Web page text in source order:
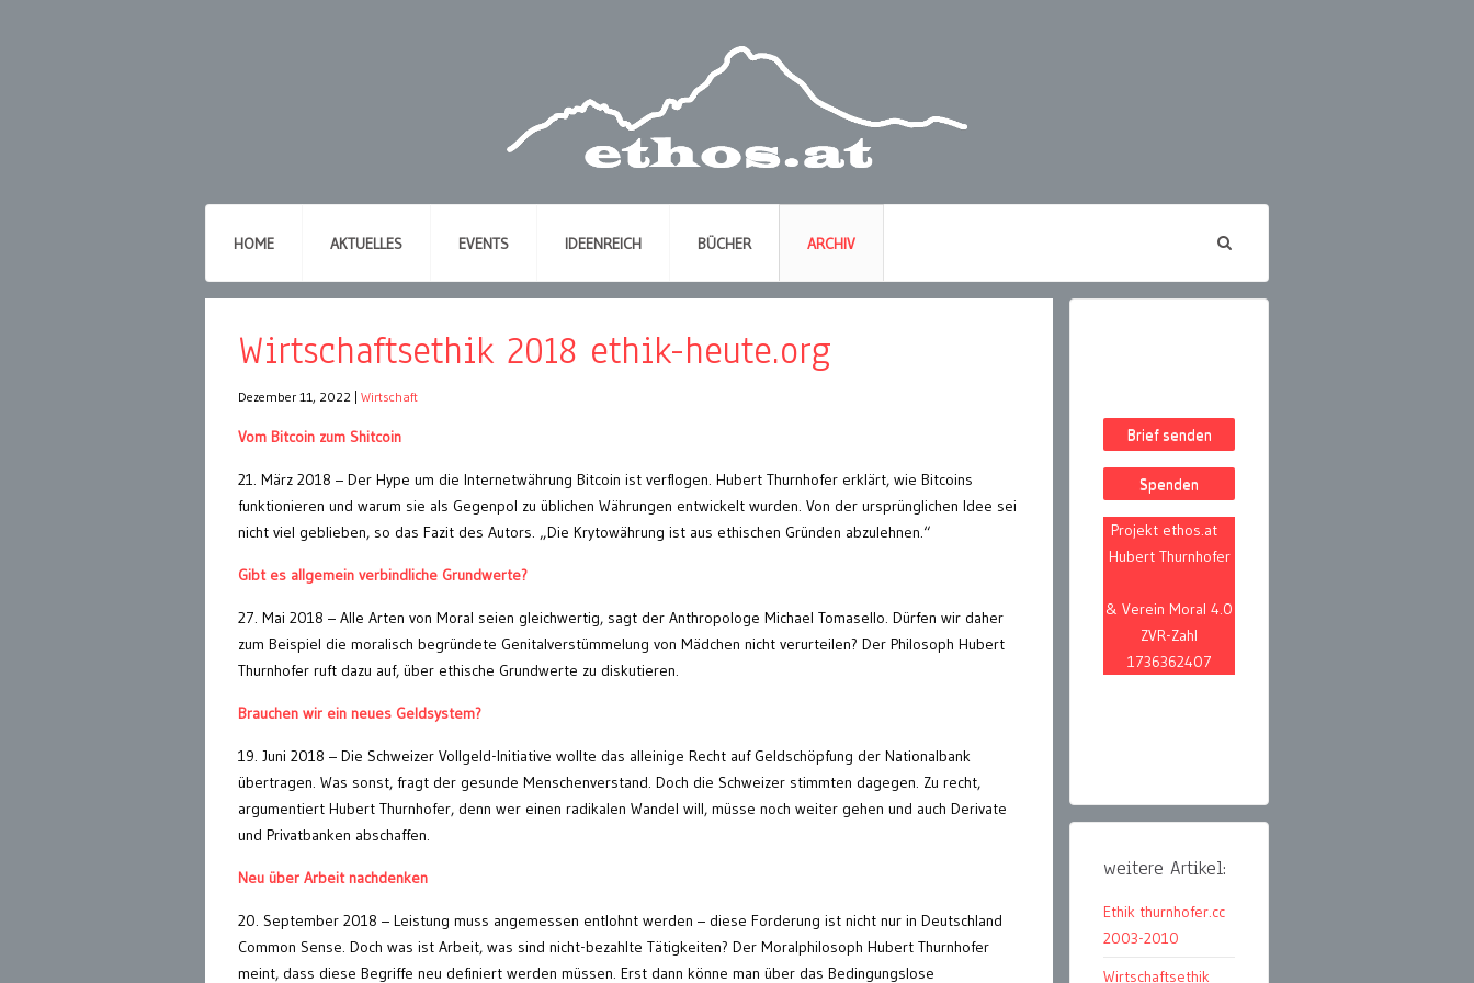
HOME AKTUELLES EVENTS IDEENREICH BÜCHER ARCHIV
Wirtschaftsethik 2018 ethik-heute.org
Dezember 11, 2022 Wirtschaft
Vom Bitcoin zum Shitcoin
21. März 2018 – Der Hype um die Internetwährung Bitcoin ist verflogen. Hubert Thurnhofer erklärt, wie Bitcoins
funktionieren und warum sie als Gegenpol zu üblichen Währungen entwickelt wurden. Von der ursprünglichen Idee sei
nicht viel geblieben, so das Fazit des Autors. „Die Krytowährung ist aus ethischen Gründen abzulehnen.“
Gibt es allgemein verbindliche Grundwerte?
27. Mai 2018 – Alle Arten von Moral seien gleichwertig, sagt der Anthropologe Michael Tomasello. Dürfen wir daher
zum Beispiel die moralisch begründete Genitalverstümmelung von Mädchen nicht verurteilen? Der Philosoph Hubert
Thurnhofer ruft dazu auf, über ethische Grundwerte zu diskutieren.
Brauchen wir ein neues Geldsystem?
19. Juni 2018 – Die Schweizer Vollgeld-Initiative wollte das alleinige Recht auf Geldschöpfung der Nationalbank
übertragen. Was sonst, fragt der gesunde Menschenverstand. Doch die Schweizer stimmten dagegen. Zu recht,
argumentiert Hubert Thurnhofer, denn wer einen radikalen Wandel will, müsse noch weiter gehen und auch Derivate
und Privatbanken abschaffen.
Neu über Arbeit nachdenken
20. September 2018 – Leistung muss angemessen entlohnt werden – diese Forderung ist nicht nur in Deutschland
Common Sense. Doch was ist Arbeit, was sind nicht-bezahlte Tätigkeiten? Der Moralphilosoph Hubert Thurnhofer
meint, dass diese Begriffe neu definiert werden müssen. Erst dann könne man über das Bedingungslose
Brief senden
Spenden
Projekt ethos.at
Hubert Thurnhofer
& Verein Moral 4.0
ZVR-Zahl
1736362407
weitere Artikel:
Ethik thurnhofer.cc
2003-2010
Wirtschaftsethik